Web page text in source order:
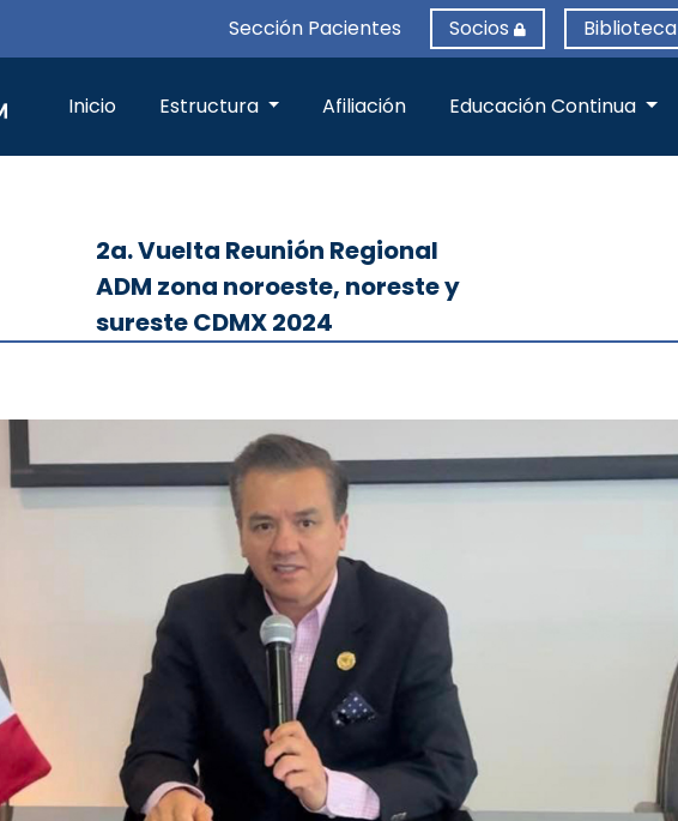
Sección Pacientes Socios Biblioteca
Inicio Estructura Afiliación Educación Continua
2a. Vuelta Reunión Regional
ADM zona noroeste, noreste y
sureste CDMX 2024